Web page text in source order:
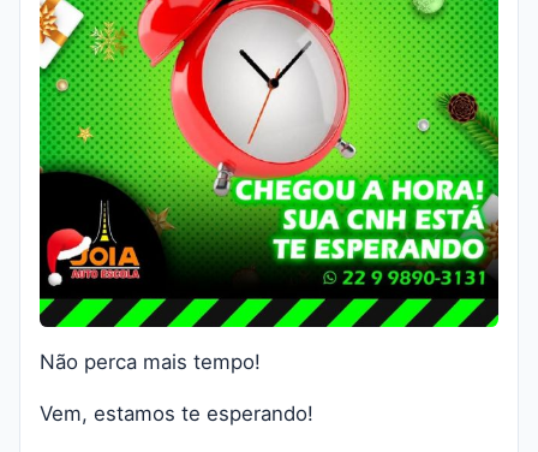
Não perca mais tempo!
Vem, estamos te esperando!